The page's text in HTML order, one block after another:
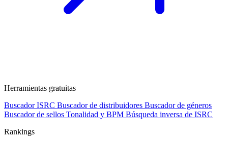
Herramientas gratuitas
Buscador ISRC Buscador de distribuidores Buscador de géneros
Buscador de sellos Tonalidad y BPM Búsqueda inversa de ISRC
Rankings